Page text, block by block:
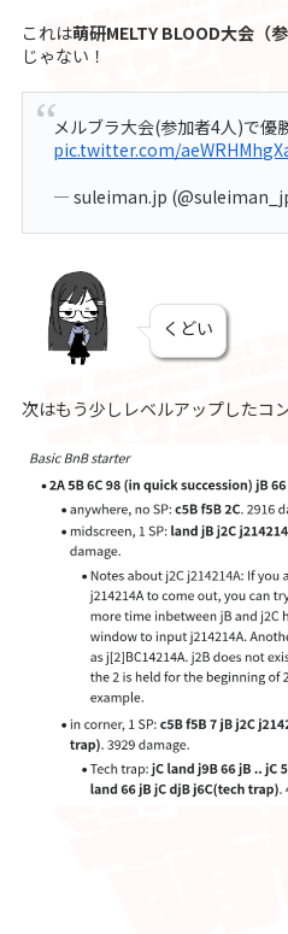
これは萌研MELTY BLOOD大会（
じゃない！
メルブラ大会(参加者4人)で優
pic.twitter.com/
— suleiman.jp
くどい
次はもう少しレベルアップしたコ